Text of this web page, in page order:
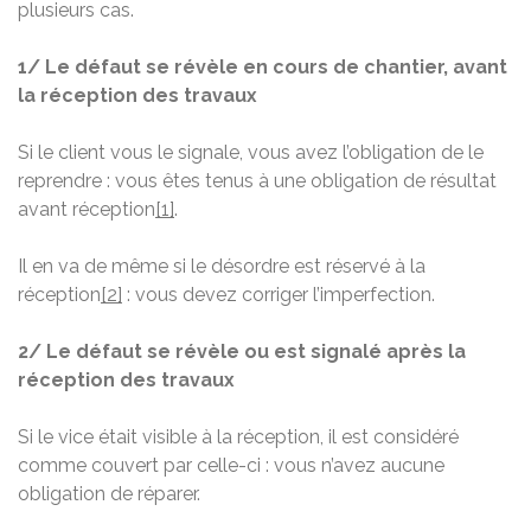
plusieurs cas.
1/ Le défaut se révèle en cours de chantier, avant
la réception des travaux
Si le client vous le signale, vous avez l’obligation de le
reprendre : vous êtes tenus à une obligation de résultat
avant réception[1].
Il en va de même si le désordre est réservé à la
réception[2] : vous devez corriger l’imperfection.
2/ Le défaut se révèle ou est signalé après la
réception des travaux
Si le vice était visible à la réception, il est considéré
comme couvert par celle-ci : vous n’avez aucune
obligation de réparer.